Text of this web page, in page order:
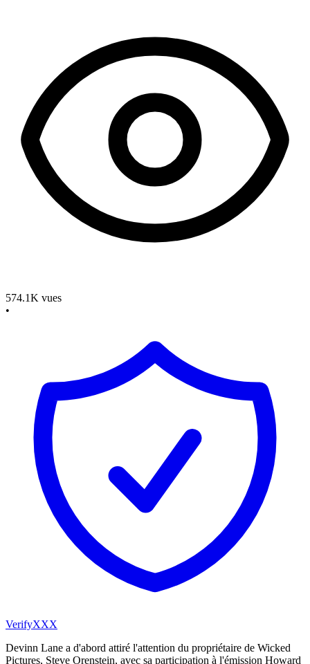
574.1K vues
•
VerifyXXX
Devinn Lane a d'abord attiré l'attention du propriétaire de Wicked
Pictures, Steve Orenstein, avec sa participation à l'émission Howard